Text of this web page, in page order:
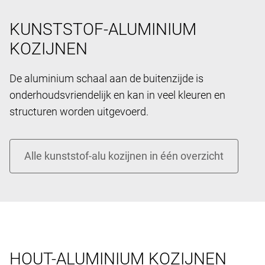
KUNSTSTOF-ALUMINIUM
KOZIJNEN
De aluminium schaal aan de buitenzijde is
onderhoudsvriendelijk en kan in veel kleuren en
structuren worden uitgevoerd.
HOUT-ALUMINIUM KOZIJNEN